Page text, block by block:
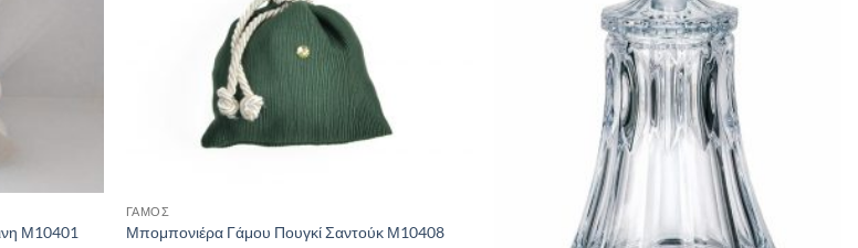
Μ10401
ΓΑΜΟΣ
Μπομπονιέρα Γάμου Πουγκί Σαντούκ Μ10408